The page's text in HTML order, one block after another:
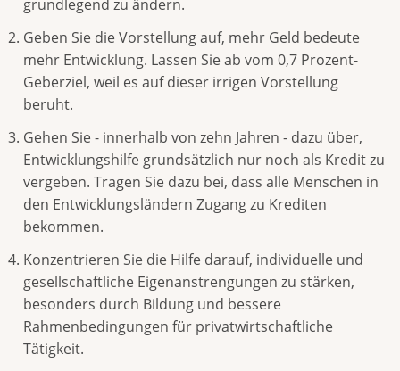
grundlegend zu ändern.
Geben Sie die Vorstellung auf, mehr Geld bedeute
mehr Entwicklung. Lassen Sie ab vom 0,7 Prozent-
Geberziel, weil es auf dieser irrigen Vorstellung
beruht.
Gehen Sie - innerhalb von zehn Jahren - dazu über,
Entwicklungshilfe grundsätzlich nur noch als Kredit zu
vergeben. Tragen Sie dazu bei, dass alle Menschen in
den Entwicklungsländern Zugang zu Krediten
bekommen.
Konzentrieren Sie die Hilfe darauf, individuelle und
gesellschaftliche Eigenanstrengungen zu stärken,
besonders durch Bildung und bessere
Rahmenbedingungen für privatwirtschaftliche
Tätigkeit.